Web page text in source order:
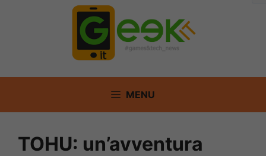
MENU
TOHU: un’avventura